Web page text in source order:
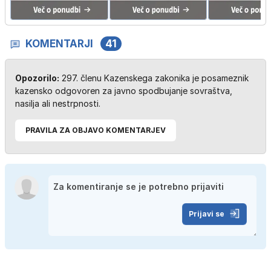
KOMENTARJI 41
Opozorilo: 297. členu Kazenskega zakonika je posameznik
kazensko odgovoren za javno spodbujanje sovraštva,
nasilja ali nestrpnosti.
PRAVILA ZA OBJAVO KOMENTARJEV
Prijavi se